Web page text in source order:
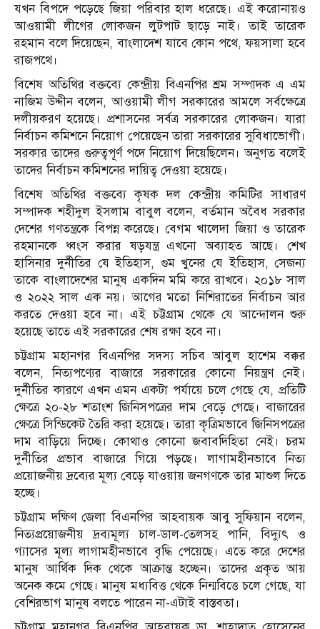
যখন বিপদে পড়েছে জিয়া পরিবার হাল ধরেছে। এই করোনায়ও
আওয়ামী লীগের লোকজন লুটপাট ছাড়ে নাই। তাই তারেক
রহমান বলে দিয়েছেন, বাংলাদেশ যাবে কোন পথে, ফয়সালা হবে
রাজপথে।
বিশেষ অতিথির বক্তব্যে কেন্দ্রীয় বিএনপির শ্রম সম্পাদক এ এম
নাজিম উদ্দীন বলেন, আওয়ামী লীগ সরকারের আমলে সর্বক্ষেত্রে
দলীয়করণ হয়েছে। প্রশাসনের সর্বত্র সরকারের লোকজন। যারা
নির্বাচন কমিশনে নিয়োগ পেয়েছেন তারা সরকারের সুবিধাভোগী।
সরকার তাদের গুরুত্বপূর্ণ পদে নিয়োগ দিয়েছিলেন। অনুগত বলেই
তাদের নির্বাচন কমিশনের দায়িত্ব দেওয়া হয়েছে।
বিশেষ অতিথির বক্তব্যে কৃষক দল কেন্দ্রীয় কমিটির সাধারণ
সম্পাদক শহীদুল ইসলাম বাবুল বলেন, বর্তমান অবৈধ সরকার
দেশের গণতন্ত্রকে বিপন্ন করেছে। বেগম খালেদা জিয়া ও তারেক
রহমানকে ধ্বংস করার ষড়যন্ত্র এখনো অব্যাহত আছে। শেখ
হাসিনার দুর্নীতির যে ইতিহাস, গুম খুনের যে ইতিহাস, সেজন্য
তাকে বাংলাদেশের মানুষ একদিন মমি করে রাখবে। ২০১৮ সাল
ও ২০২২ সাল এক নয়। আগের মতো নিশিরাতের নির্বাচন আর
করতে দেওয়া হবে না। এই চট্টগ্রাম থেকে যে আন্দোলন শুরু
হয়েছে তাতে এই সরকারের শেষ রক্ষা হবে না।
চট্টগ্রাম মহানগর বিএনপির সদস্য সচিব আবুল হাশেম বক্কর
বলেন, নিত্যপণ্যের বাজারে সরকারের কোনো নিয়ন্ত্রণ নেই।
দুর্নীতির কারণে এখন এমন একটা পর্যায়ে চলে গেছে যে, প্রতিটি
ক্ষেত্রে ২০-২৮ শতাংশ জিনিসপত্রের দাম বেড়ে গেছে। বাজারের
ক্ষেত্রে সিন্ডিকেট তৈরি করা হয়েছে। তারা কৃত্রিমভাবে জিনিসপত্রের
দাম বাড়িয়ে দিচ্ছে। কোথাও কোনো জবাবদিহিতা নেই। চরম
দুর্নীতির প্রভাব বাজারে গিয়ে পড়ছে। লাগামহীনভাবে নিত্য
প্রয়োজনীয় দ্রব্যের মূল্য বেড়ে যাওয়ায় জনগণকে তার মাশুল দিতে
হচ্ছে।
চট্টগ্রাম দক্ষিণ জেলা বিএনপির আহবায়ক আবু সুফিয়ান বলেন,
নিত্যপ্রয়োজনীয় দ্রব্যমূল্য চাল-ডাল-তেলসহ পানি, বিদ্যুৎ ও
গ্যাসের মূল্য লাগামহীনভাবে বৃদ্ধি পেয়েছে। এতে করে দেশের
মানুষ আর্থিক দিক থেকে আক্রান্ত হচ্ছেন। তাদের প্রকৃত আয়
অনেক কমে গেছে। মানুষ মধ্যবিত্ত থেকে নিন্মবিত্তে চলে গেছে, যা
বেশিরভাগ মানুষ বলতে পারেন না-এটাই বাস্তবতা।